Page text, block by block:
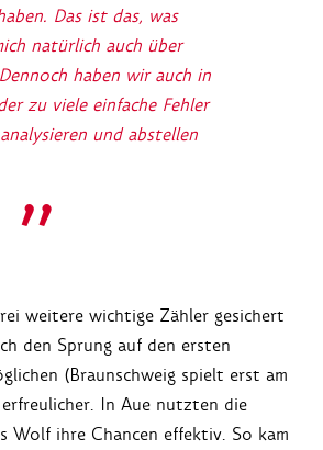
Das ist das, was
natürlich auch über
haben wir auch in
zu viele einfache Fehler
und abstellen
weitere wichtige Zähler gesichert
den Sprung auf den ersten
(Braunschweig spielt erst am
In Aue nutzten die
Wolf ihre Chancen effektiv. So kam